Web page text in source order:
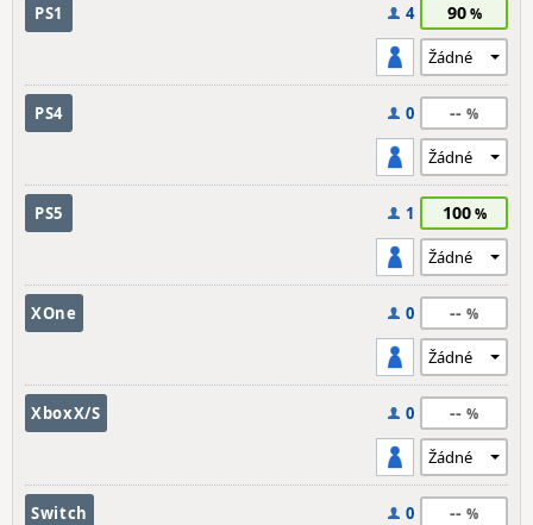
PS1 4 90
PS4 0 --
PS5 1 100
XOne 0 --
XboxX/S 0 --
Switch 0 --